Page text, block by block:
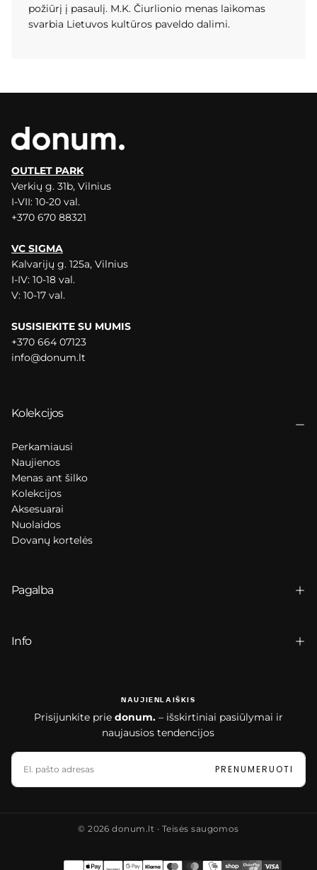
požiūrį į pasaulį. M.K. Čiurlionio menas laikomas
svarbia Lietuvos kultūros paveldo dalimi.
OUTLET PARK
Verkių g. 31b, Vilnius
I-VII: 10-20 val.
+370 670 88321
VC SIGMA
Kalvarijų g. 125a, Vilnius
I-IV: 10-18 val.
V: 10-17 val.
SUSISIEKITE SU MUMIS
+370 664 07123
info@donum.lt
Kolekcijos
Perkamiausi
Naujienos
Menas ant šilko
Kolekcijos
Aksesuarai
Nuolaidos
Dovanų kortelės
Pagalba
Info
NAUJIENLAIŠKIS
Prisijunkite prie donum. – išskirtiniai pasiūlymai ir
naujausios tendencijos
EL.
PAŠTAS
PRENUMERUOTI
© 2026 donum.lt ∙ Teisės saugomos
Mokėjimo